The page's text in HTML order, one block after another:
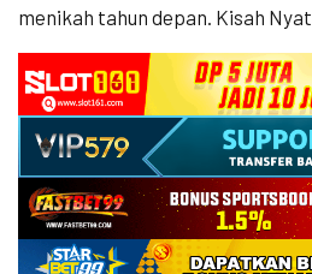
menikah tahun depan. Kisah